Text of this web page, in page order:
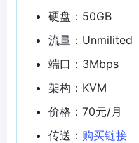
硬盘：50GB
流量：Unmilited
端口：3Mbps
架构：KVM
价格：70元/月
传送： 购买链接